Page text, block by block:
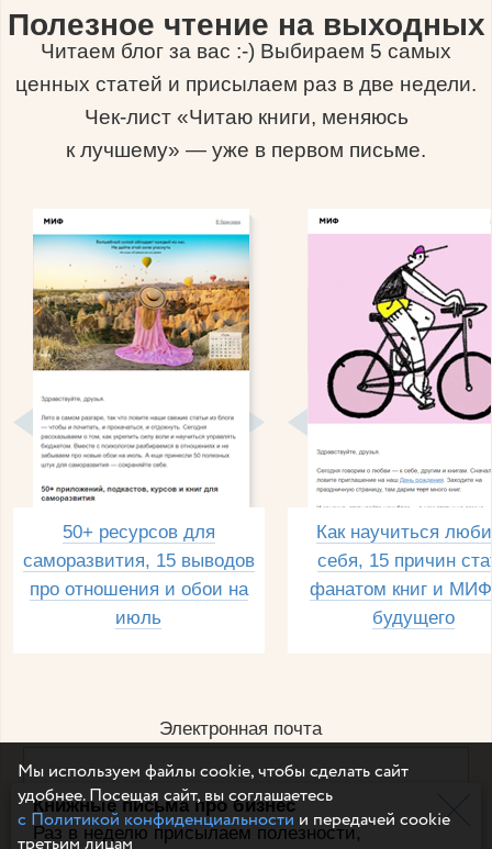
Книжные письма про бизнес
Раз в неделю присылаем полезности,
Полезное чтение на выходных
Читаем блог за вас :-) Выбираем 5 самых
ценных статей и присылаем раз в две недели.
Чек-лист «Читаю книги, меняюсь
к лучшему» — уже в первом письме.
50+ ресурсов для
саморазвития, 15 выводов
про отношения и обои на
июль
Как научиться
себя, 15 причин
фанатом книг и
будущего
Электронная почта
Например, dulsineya@gmail.com
Без спама и смс
Мы используем файлы cookie, чтобы сделать сайт
удобнее. Посещая сайт, вы соглашаетесь
с Политикой конфиденциальности и передачей cookie